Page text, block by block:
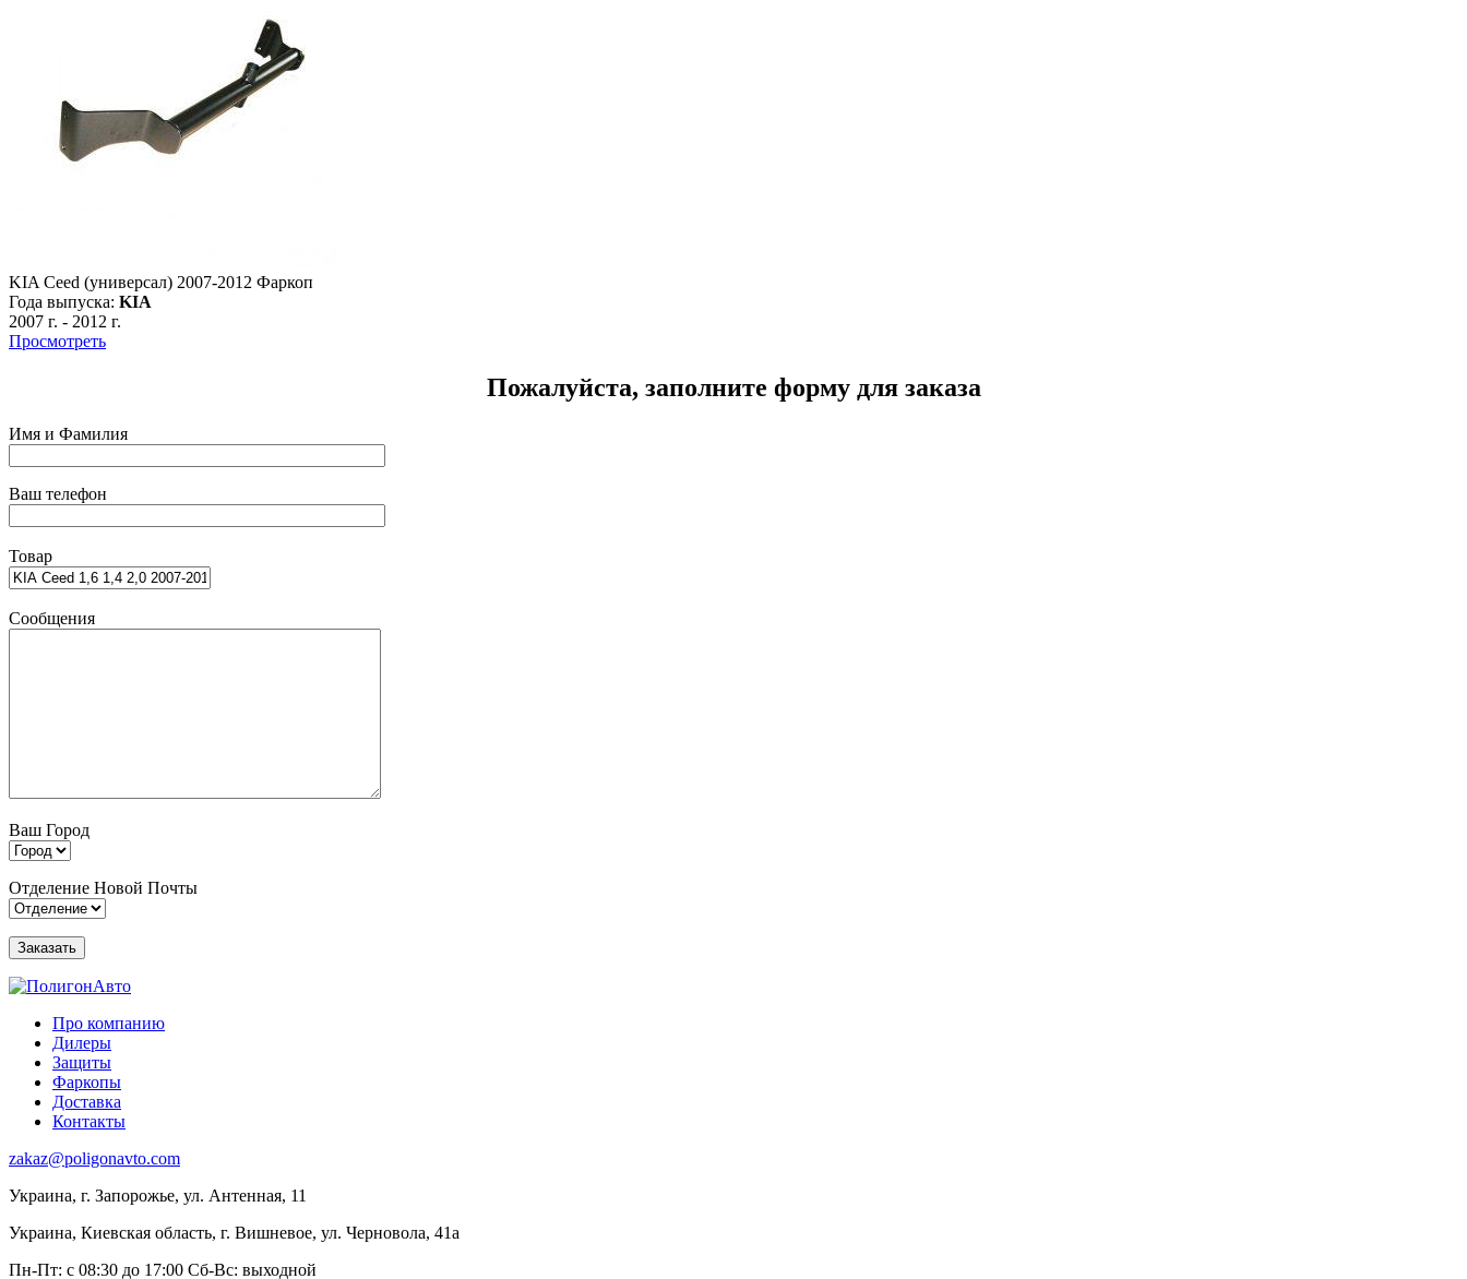
KIA Ceed (универсал) 2007-2012 Фаркоп
Года выпуска: KIA
2007 г. - 2012 г.
Просмотреть
Пожалуйста, заполните форму для заказа
Имя и Фамилия
Ваш телефон
Товар
Сообщения
Ваш Город
Отделение Новой Почты
Про компанию
Дилеры
Защиты
Фаркопы
Доставка
Контакты
zakaz@poligonavto.com
Украина, г. Запорожье, ул. Антенная, 11
Украина, Киевская область, г. Вишневое, ул. Черновола, 41а
Пн-Пт: с 08:30 до 17:00 Сб-Вс: выходной